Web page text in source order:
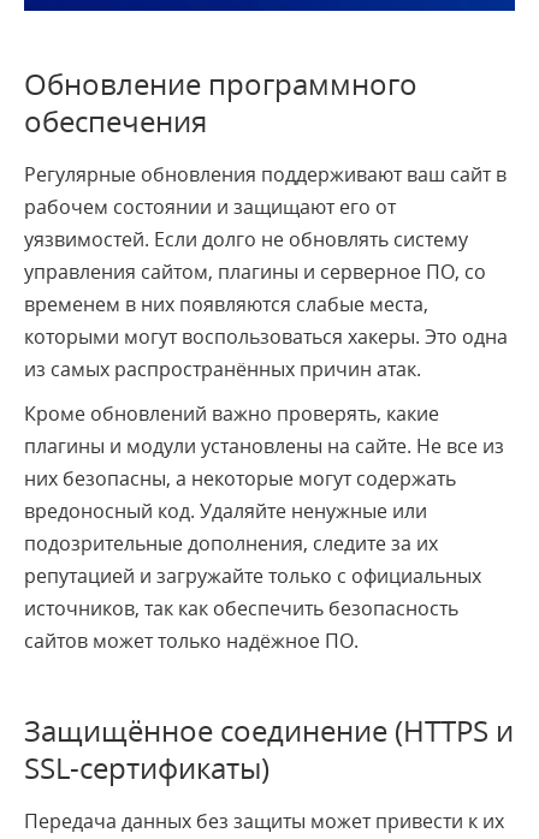
Обновление программного
обеспечения
Регулярные обновления поддерживают ваш сайт в
рабочем состоянии и защищают его от
уязвимостей. Если долго не обновлять систему
управления сайтом, плагины и серверное ПО, со
временем в них появляются слабые места,
которыми могут воспользоваться хакеры. Это одна
из самых распространённых причин атак.
Кроме обновлений важно проверять, какие
плагины и модули установлены на сайте. Не все из
них безопасны, а некоторые могут содержать
вредоносный код. Удаляйте ненужные или
подозрительные дополнения, следите за их
репутацией и загружайте только с официальных
источников, так как обеспечить безопасность
сайтов может только надёжное ПО.
Защищённое соединение (HTTPS и
SSL-сертификаты)
Передача данных без защиты может привести к их